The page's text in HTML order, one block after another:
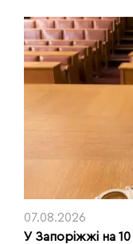
07.08.2026
У Запоріжжі на 10